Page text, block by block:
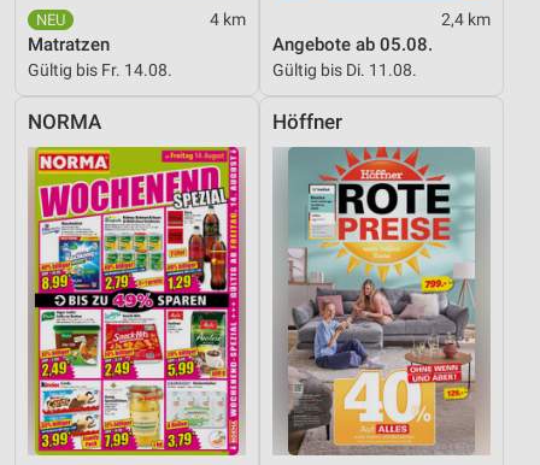
4 km
Matratzen
Gültig bis Fr. 14.08.
2,4 km
Angebote ab 05.08.
Gültig bis Di. 11.08.
NORMA Höffner